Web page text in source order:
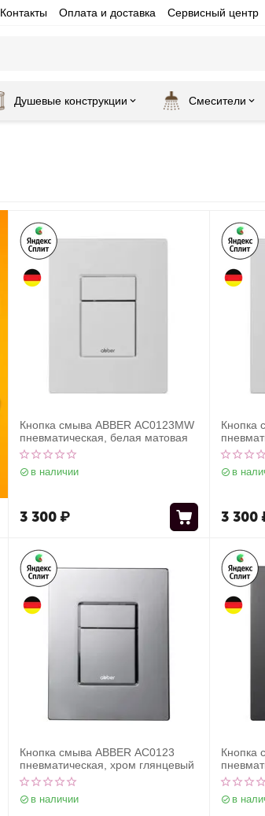
Контакты Оплата и доставка Сервисный центр
Душевые конструкции Смесители
Кнопка смыва ABBER AC0123MW
пневматическая, белая матовая
в наличии
3 300₽
Кнопка
в
3 300
Кнопка смыва ABBER AC0123
пневматическая, хром глянцевый
в наличии
Кнопка
в